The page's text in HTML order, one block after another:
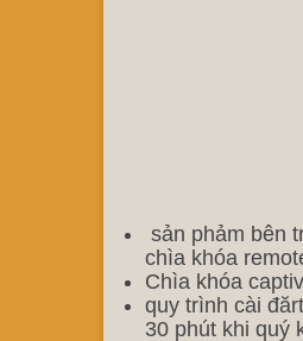
sản phảm bên
chìa khóa
Chìa khóa
quy trình cài
30 phút khi quý